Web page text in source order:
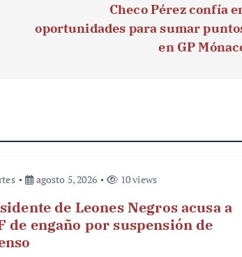
Checo Pérez confía
oportunidades para sumar
en GP
agosto 5, 2026 10 views
de Leones Negros acusa a
de engaño por suspensión de